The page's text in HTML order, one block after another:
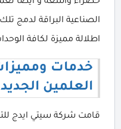
الصناعية البراقة لدمج
اطلالة مميزة لكافة
خدمات
العلمين
قامت شركة سيتي ايدج